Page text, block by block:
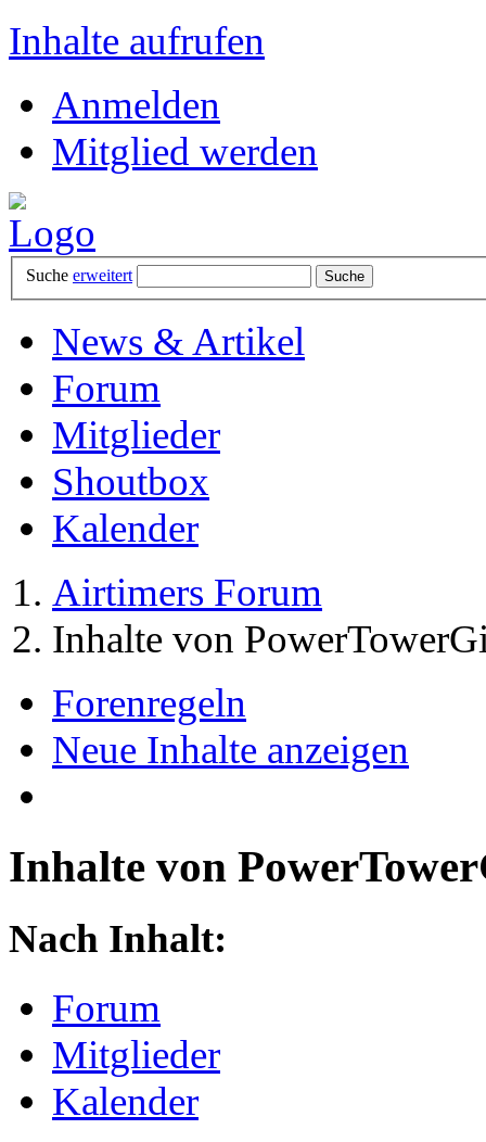
Inhalte aufrufen
Anmelden
Mitglied werden
Suche erweitert
News & Artikel
Forum
Mitglieder
Shoutbox
Kalender
Airtimers Forum
Inhalte von
Forenregeln
Neue Inhalte anzeigen
Inhalte von
Nach Inhalt:
Forum
Mitglieder
Kalender